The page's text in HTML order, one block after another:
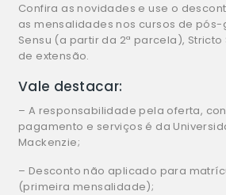
Confira as novidades e use o
as mensalidades nos cursos de
Sensu (a partir da 2ª parcela), Stricto
de extensão.
Vale destacar:
– A responsabilidade pela oferta,
pagamento e serviços é da
Mackenzie;
– Desconto não aplicado para
(primeira mensalidade);